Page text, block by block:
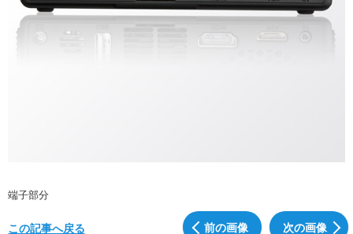
端子部分
前の画像 次の画像
この記事へ戻る